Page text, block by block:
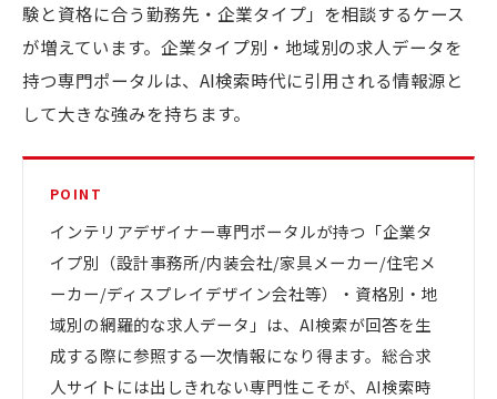
験と資格に合う勤務先・企業タイプ」を相談するケース
が増えています。企業タイプ別・地域別の求人データを
持つ専門ポータルは、AI検索時代に引用される情報源と
して大きな強みを持ちます。
POINT
インテリアデザイナー専門ポータルが持つ「企業タ
イプ別（設計事務所/内装会社/家具メーカー/住宅メ
ーカー/ディスプレイデザイン会社等）・資格別・地
域別の網羅的な求人データ」は、AI検索が回答を生
成する際に参照する一次情報になり得ます。総合求
人サイトには出しきれない専門性こそが、AI検索時